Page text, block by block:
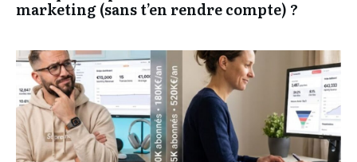
marketing (sans t’en rendre compte) ?